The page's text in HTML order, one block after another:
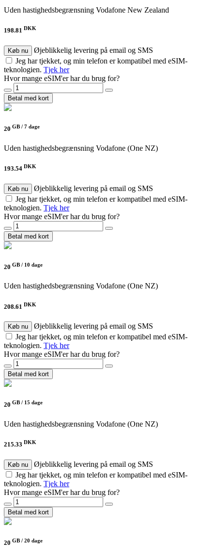
Uden hastighedsbegrænsning Vodafone New Zealand
198.81 DKK
Køb nu
Øjeblikkelig levering på email og SMS
Jeg har tjekket, og min telefon er kompatibel med eSIM-
teknologien. Tjek her
Hvor mange eSIM'er har du brug for?
Betal med kort
20 GB / 7 dage
Uden hastighedsbegrænsning Vodafone (One NZ)
193.54 DKK
Køb nu
Øjeblikkelig levering på email og SMS
Jeg har tjekket, og min telefon er kompatibel med eSIM-
teknologien. Tjek her
Hvor mange eSIM'er har du brug for?
Betal med kort
20 GB / 10 dage
Uden hastighedsbegrænsning Vodafone (One NZ)
208.61 DKK
Køb nu
Øjeblikkelig levering på email og SMS
Jeg har tjekket, og min telefon er kompatibel med eSIM-
teknologien. Tjek her
Hvor mange eSIM'er har du brug for?
Betal med kort
20 GB / 15 dage
Uden hastighedsbegrænsning Vodafone (One NZ)
215.33 DKK
Køb nu
Øjeblikkelig levering på email og SMS
Jeg har tjekket, og min telefon er kompatibel med eSIM-
teknologien. Tjek her
Hvor mange eSIM'er har du brug for?
Betal med kort
20 GB / 20 dage